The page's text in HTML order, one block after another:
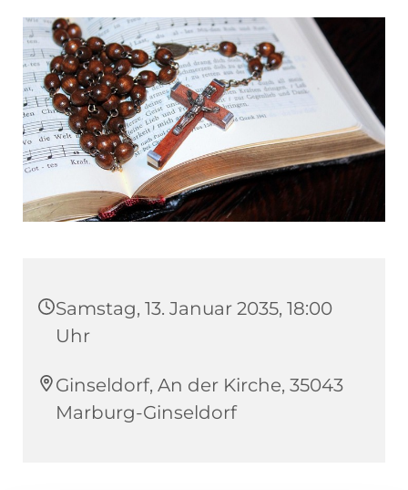
Samstag, 13. Januar 2035, 18:00
Uhr
Ginseldorf, An der Kirche, 35043
Marburg-Ginseldorf